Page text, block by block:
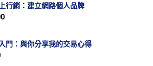
行銷：建立網路個人品牌
門：與你分享我的交易心得